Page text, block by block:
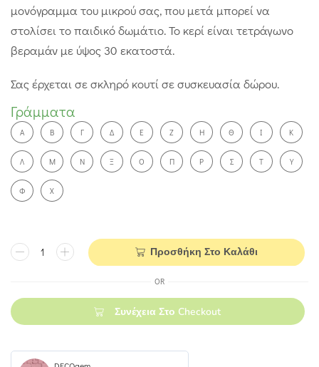
μονόγραμμα του μικρού σας, που μετά μπορεί να
στολίσει το παιδικό δωμάτιο. Το κερί είναι τετράγωνο
βεραμάν με ύψος 30 εκατοστά.
Σας έρχεται σε σκληρό κουτί σε συσκευασία δώρου.
Γράμματα
A Β Γ Δ Ε Ζ Η Θ Ι Κ
Λ Μ Ν Ξ Ο Π Ρ Σ Τ Υ
Φ Χ
Προσθήκη Στο Καλάθι
OR
Συνέχεια Στο Checkout